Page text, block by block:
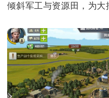
倾斜军工与资源田，为大